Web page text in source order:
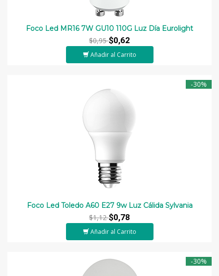
Foco Led MR16 7W GU10 110G Luz Día Eurolight
$0,95$0,62
Añadir al Carrito
-30%
Foco Led Toledo A60 E27 9w Luz Cálida Sylvania
$1,12$0,78
Añadir al Carrito
-30%